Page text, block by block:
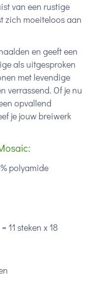
van een rustige
zich moeiteloos aan
en geeft een
als uitgesproken
met levendige
verrassend. Of je nu
opvallend
je jouw breiwerk
polyamide
11 steken x 18